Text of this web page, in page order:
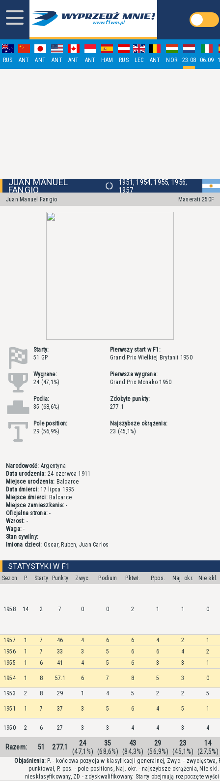
RUS ANT ANT ANT ANT ANT HAM RUS LEC ANT NOR 23.08 06.09
JUAN MANUEL
FANGIO
1951, 1954, 1955, 1956,
1957
Juan Manuel Fangio Maserati 250F
Starty:
51 GP
Pierwszy start w F1:
Grand Prix Wielkiej Brytanii 1950
Wygrane:
24 (47,1%)
Pierwsza wygrana:
Grand Prix Monako 1950
Podia:
35 (68,6%)
Zdobyte punkty:
277.1
Pole position:
29 (56,9%)
Najszybsze okrążenia:
23 (45,1%)
Narodowość: Argentyna
Data urodzenia: 24 czerwca 1911
Miejsce urodzenia: Balcarce
Data śmierci: 17 lipca 1995
Miejsce śmierci:Balcarce
Miejsce zamieszkania: -
Oficjalna strona: -
Wzrost: -
Waga: -
Stan cywilny:
Imiona dzieci: Oscar, Ruben, Juan Carlos
STATYSTYKI W F1
Sezon P. Starty Punkty Zwyc. Podium Pktwł. P.pos. Naj. okr. Nie skl.
1958 14 2 7 0 0 2 1 1 0
1957 1 7 46 4 6 6 4 2
1
1956
1 7 33 3 5 6 6 4
2
1955
1 6 41 4 5 6 3 3 1
1954 1 8 57.1 6 7 8 5 3 0
1953 2 8 29 1 4 5 2 2 5
1951 1 7 37 3 5 6 4 5 1
1950 2 6 27 3 3 4 4 3 4
Razem: 51 277.1
24
(47,1%)
35
(68,6%)
43
(84,3%)
29
(56,9%)
23
(45,1%)
14
(27,5%)
Objaśnienia: P. - końcowa pozycja w klasyfikacji generalnej, Zwyc. - zwycięstwa,
punktował, P. pos. - pole positions, Naj. okr. - najszybsze okrążenia, Nie skl.
niesklasyfikowany, ZD - zdyskwalifikowany. Starty obejmują rozpoczęte